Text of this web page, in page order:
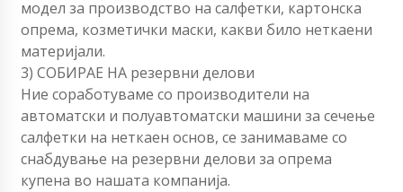
модел за производство на салфетки, картонска
опрема, козметички маски, какви било неткаени
материјали.
3) СОБИРАЕ НА резервни делови
Ние соработуваме со производители на
автоматски и полуавтоматски машини за сечење
салфетки на неткаен основ, се занимаваме со
снабдување на резервни делови за опрема
купена во нашата компанија.